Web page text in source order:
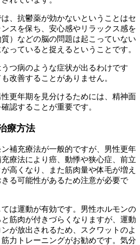
、抗鬱薬が効かないということはセ
スを保ち、安心感やリラックス感を
）などの脳の問題は起こっていない
っていると捉えるということです。
つ病のような症状が出るわけです
改善することがありません。
更年期を見分けるためには、精神面
認することが重要です。
療方法
補充療法が一般的ですが、男性更年
療法により癌、動悸や狭心症、前立
高くなり、また筋肉量や体毛が増え
る可能性があるため注意が必要で
は運動が有効です。男性ホルモンの
筋肉が付きづらくなりますが、運動
が放出されるため、スクワットのよ
力トレーニングがお勧めです。気分